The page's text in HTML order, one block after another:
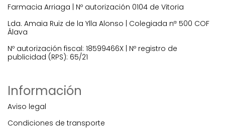
Farmacia Arriaga | Nº autorización 0104 de Vitoria
Lda. Amaia Ruiz de la Ylla Alonso | Colegiada nª 500 COF
Álava
Nº autorización fiscal: 18599466X | Nº registro de
publicidad (RPS): 65/21
Información
Aviso legal
Condiciones de transporte